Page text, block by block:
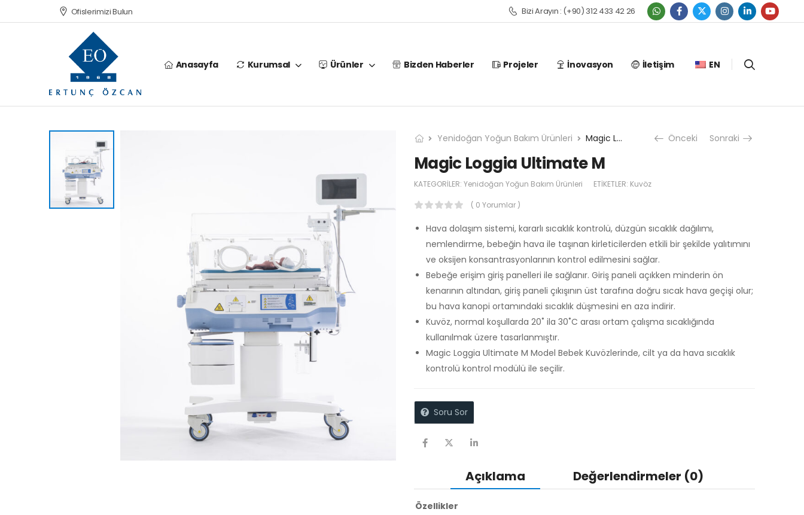
Ofislerimizi Bulun Bizi Arayın : (+90) 312 433 42 26
Anasayfa Kurumsal Ürünler Bizden Haberler Projeler İnovasyon İletişim EN
Yenidoğan Yoğun Bakım Ürünleri Magic Loggia Ultimate M Önceki Sonraki
Magic Loggia Ultimate M
KATEGORILER: Yenidoğan Yoğun Bakım Ürünleri ETIKETLER: Kuvöz
( 0 Yorumlar )
Hava dolaşım sistemi, kararlı sıcaklık kontrolü, düzgün sıcaklık dağılımı,
nemlendirme, bebeğin hava ile taşınan kirleticilerden etkili bir şekilde yalıtımını
ve oksijen konsantrasyonlarının kontrol edilmesini sağlar.
Bebeğe erişim giriş panelleri ile sağlanır. Giriş paneli açıkken minderin ön
kenarının altından, giriş paneli çıkışının üst tarafına doğru sıcak hava geçişi olur;
bu hava kanopi ortamındaki sıcaklık düşmesini en aza indirir.
Kuvöz, normal koşullarda 20˚ ila 30˚C arası ortam çalışma sıcaklığında
kullanılmak üzere tasarlanmıştır.
Magic Loggia Ultimate M Model Bebek Kuvözlerinde, cilt ya da hava sıcaklık
kontrolü kontrol modülü ile seçilir.
Soru Sor
Açıklama Değerlendirmeler (0)
Özellikler